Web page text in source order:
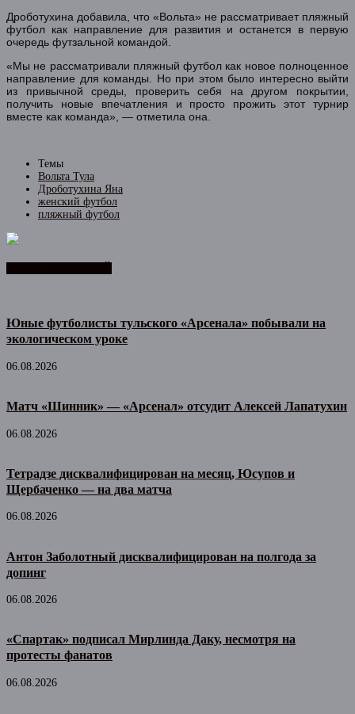
Дроботухина добавила, что «Вольта» не рассматривает пляжный
футбол как направление для развития и останется в первую
очередь футзальной командой.
«Мы не рассматривали пляжный футбол как новое полноценное
направление для команды. Но при этом было интересно выйти
из привычной среды, проверить себя на другом покрытии,
получить новые впечатления и просто прожить этот турнир
вместе как команда», — отметила она.
Темы
Вольта Тула
Дроботухина Яна
женский футбол
пляжный футбол
Юные футболисты тульского «Арсенала» побывали на
экологическом уроке
06.08.2026
Матч «Шинник» — «Арсенал» отсудит Алексей Лапатухин
06.08.2026
Тетрадзе дисквалифицирован на месяц, Юсупов и
Щербаченко — на два матча
06.08.2026
Антон Заболотный дисквалифицирован на полгода за
допинг
06.08.2026
«Спартак» подписал Мирлинда Даку, несмотря на
протесты фанатов
06.08.2026